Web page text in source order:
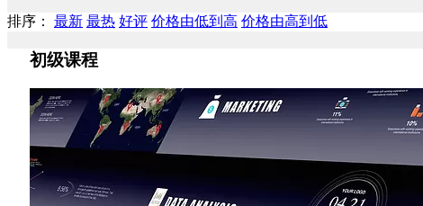
排序： 最新 最热 好评 价格由低到高 价格由高到低
初级课程